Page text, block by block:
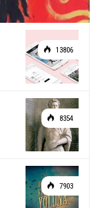
13806
8354
7903